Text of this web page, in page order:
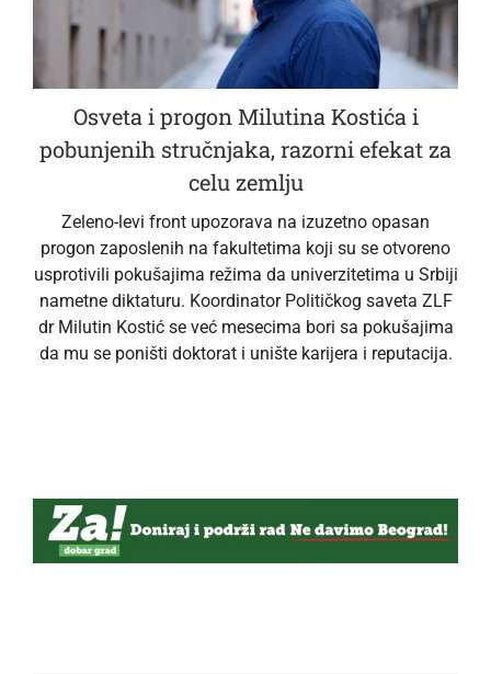
Osveta i progon Milutina Kostića i
pobunjenih stručnjaka, razorni efekat za
celu zemlju
Zeleno-levi front upozorava na izuzetno opasan
progon zaposlenih na fakultetima koji su se otvoreno
usprotivili pokušajima režima da univerzitetima u Srbiji
nametne diktaturu. Koordinator Političkog saveta ZLF
dr Milutin Kostić se već mesecima bori sa pokušajima
da mu se poništi doktorat i unište karijera i reputacija.